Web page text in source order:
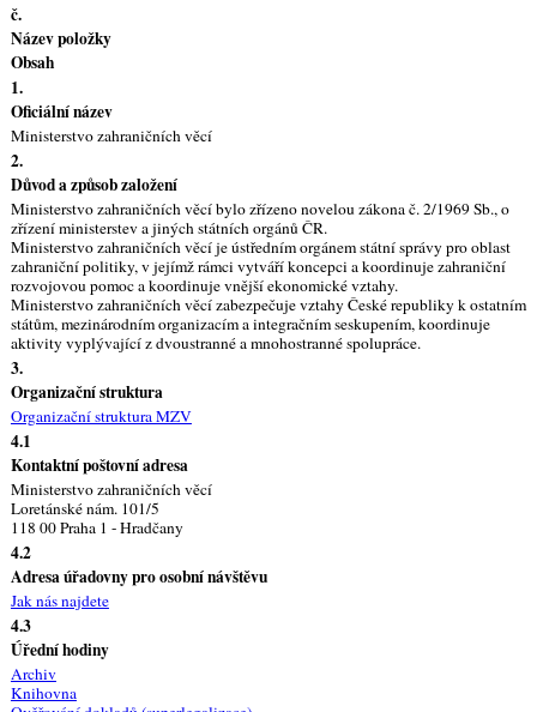
č.
Název položky
Obsah
1.
Oficiální název
Ministerstvo zahraničních věcí
2.
Důvod a způsob založení
Ministerstvo zahraničních věcí bylo zřízeno novelou zákona č. 2/1969 Sb., o
zřízení ministerstev a jiných státních orgánů ČR.
Ministerstvo zahraničních věcí je ústředním orgánem státní správy pro oblast
zahraniční politiky, v jejímž rámci vytváří koncepci a koordinuje zahraniční
rozvojovou pomoc a koordinuje vnější ekonomické vztahy.
Ministerstvo zahraničních věcí zabezpečuje vztahy České republiky k ostatním
státům, mezinárodním organizacím a integračním seskupením, koordinuje
aktivity vyplývající z dvoustranné a mnohostranné spolupráce.
3.
Organizační struktura
Organizační struktura MZV
4.1
Kontaktní poštovní adresa
Ministerstvo zahraničních věcí
Loretánské nám. 101/5
118 00 Praha 1 - Hradčany
4.2
Adresa úřadovny pro osobní návštěvu
Jak nás najdete
4.3
Úřední hodiny
Archiv
Knihovna